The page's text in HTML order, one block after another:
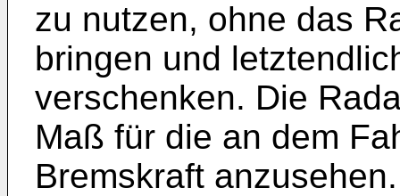
zu nutzen, ohne das
bringen und
verschenken. Die
Maß für die an dem
Bremskraft anzusehen.